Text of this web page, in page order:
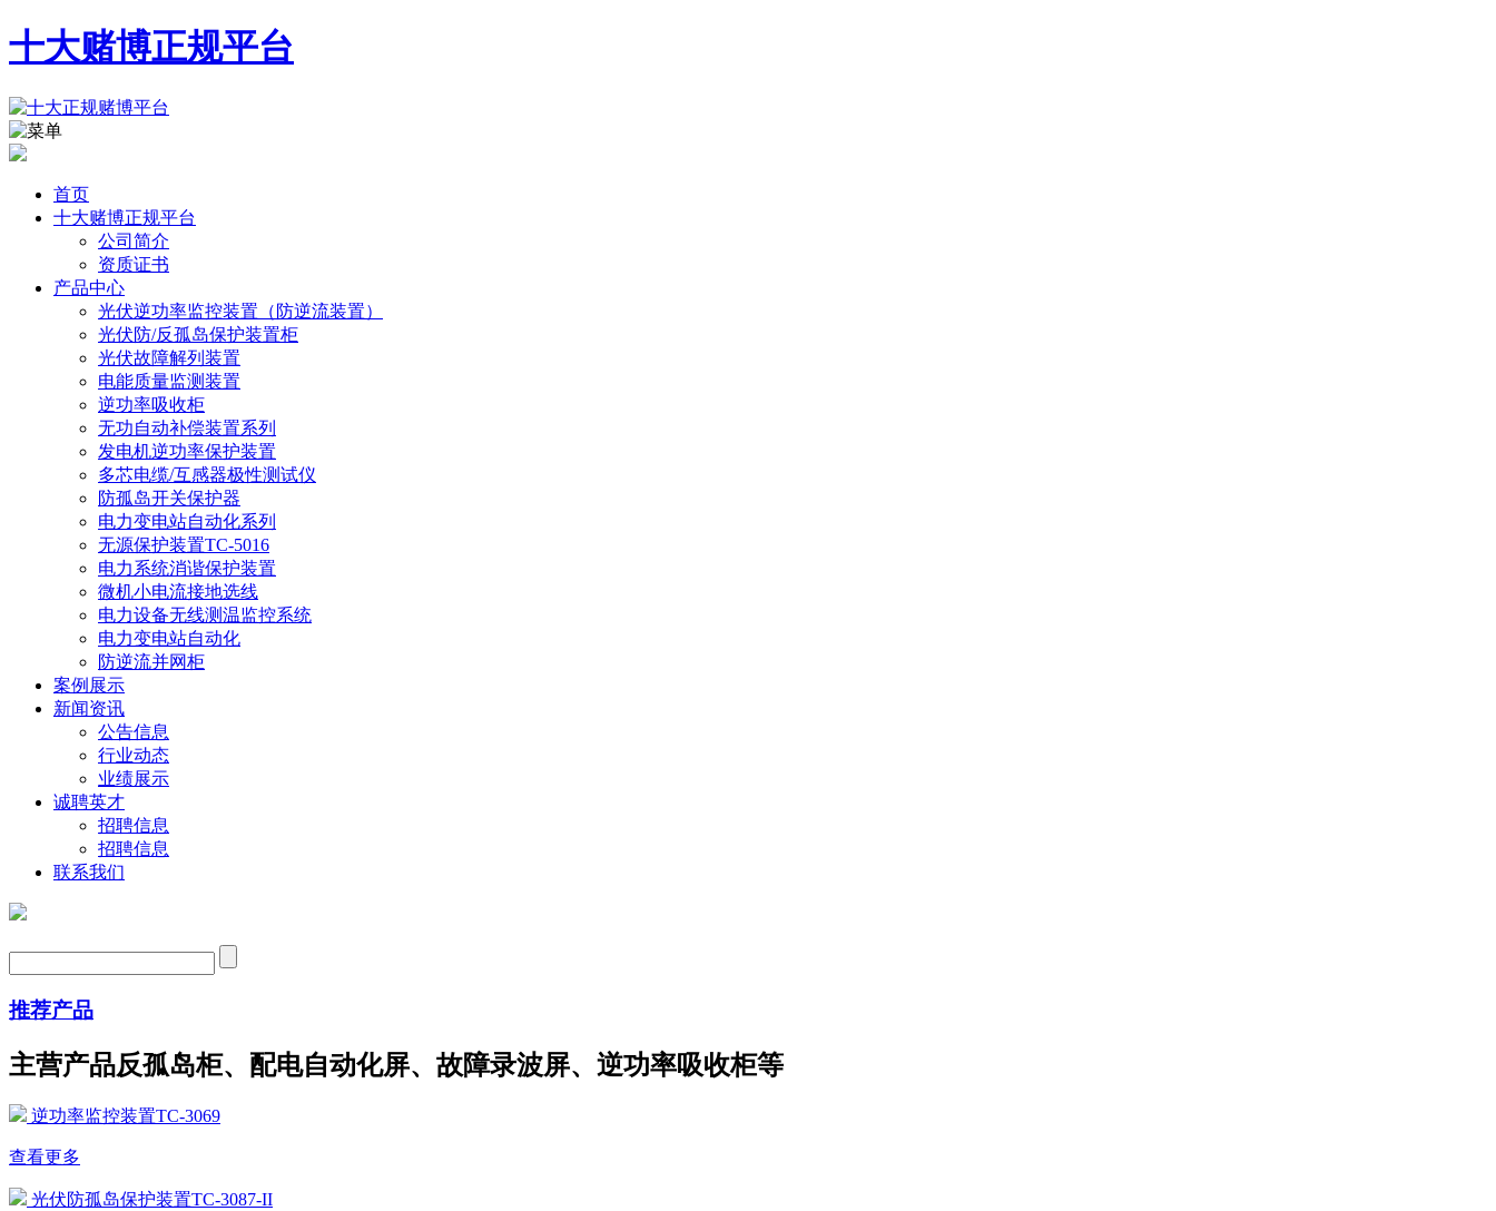
十大赌博正规平台
首页
十大赌博正规平台
公司简介
资质证书
产品中心
光伏逆功率监控装置（防逆流装置）
光伏防/反孤岛保护装置柜
光伏故障解列装置
电能质量监测装置
逆功率吸收柜
无功自动补偿装置系列
发电机逆功率保护装置
多芯电缆/互感器极性测试仪
防孤岛开关保护器
电力变电站自动化系列
无源保护装置TC-5016
电力系统消谐保护装置
微机小电流接地选线
电力设备无线测温监控系统
电力变电站自动化
防逆流并网柜
案例展示
新闻资讯
公告信息
行业动态
业绩展示
诚聘英才
招聘信息
招聘信息
联系我们
推荐产品
主营产品反孤岛柜、配电自动化屏、故障录波屏、逆功率吸收柜等
逆功率监控装置TC-3069
查看更多
光伏防孤岛保护装置TC-3087-II